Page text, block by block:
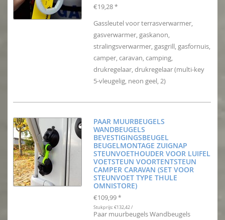
€19,28 *
Gassleutel voor terrasverwarmer,
gasverwarmer, gaskanon,
stralingsverwarmer, gasgrill, gasfornuis,
camper, caravan, camping,
drukregelaar, drukregelaar (multi-key
5-vleugelig, neon geel, 2)
PAAR MUURBEUGELS
WANDBEUGELS
BEVESTIGINGSBEUGEL
BEUGELMONTAGE ZUIGNAP
STEUNVOETHOUDER VOOR LUIFEL
VOETSTEUN VOORTENTSTEUN
CAMPER CARAVAN (SET VOOR
STEUNVOET TYPE THULE
OMNISTORE)
€109,99 *
Stukprijs: €132,42 /
Paar muurbeugels Wandbeugels